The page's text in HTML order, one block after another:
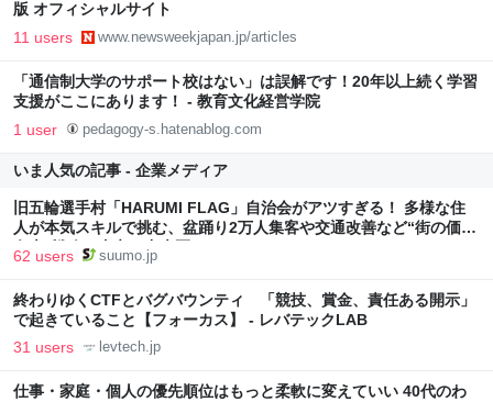
版 オフィシャルサイト
11 users www.newsweekjapan.jp/articles
「通信制大学のサポート校はない」は誤解です！20年以上続く学習
支援がここにあります！ - 教育文化経営学院
1 user pedagogy-s.hatenablog.com
いま人気の記事 - 企業メディア
旧五輪選手村「HARUMI FLAG」自治会がアツすぎる！ 多様な住
人が本気スキルで挑む、盆踊り2万人集客や交通改善など“街の価値
向上”戦略 東京・中央区
62 users suumo.jp
終わりゆくCTFとバグバウンティ 「競技、賞金、責任ある開示」
で起きていること【フォーカス】 - レバテックLAB
31 users levtech.jp
仕事・家庭・個人の優先順位はもっと柔軟に変えていい 40代のわ